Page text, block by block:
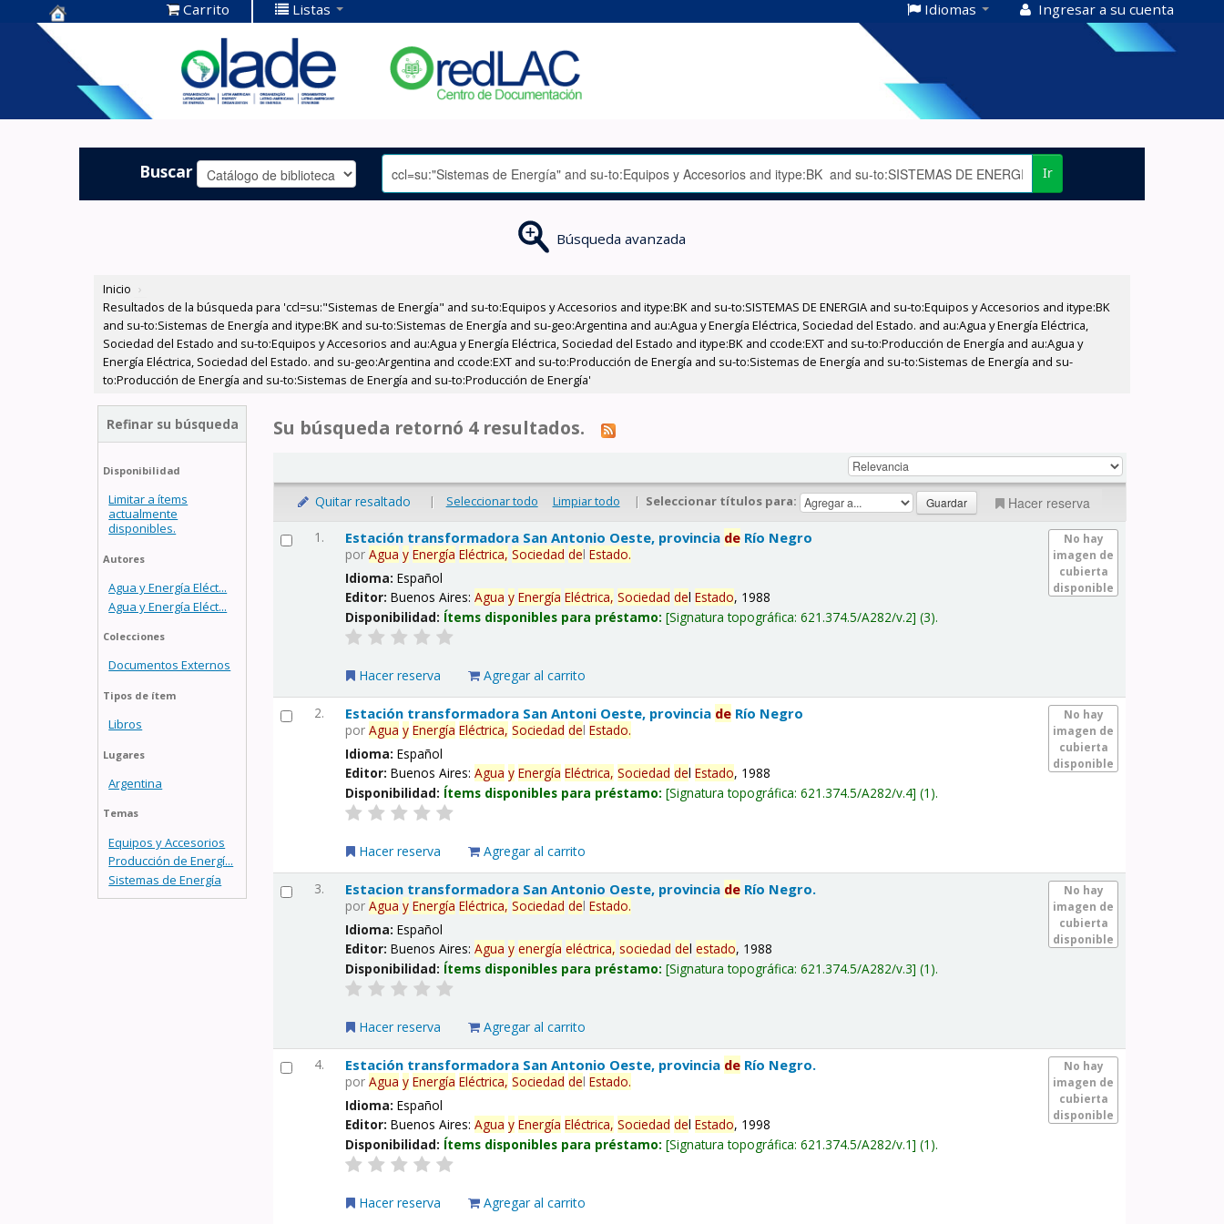
Centro de
Documentación
OLADE -
Carrito Listas Idiomas Ingresar a su cuenta
Buscar Ir
Búsqueda avanzada
Inicio ›
Resultados de la búsqueda para 'ccl=su:"Sistemas de Energía" and su-to:Equipos y Accesorios and itype:BK and su-to:SISTEMAS DE ENERGIA and su-to:Equipos y Accesorios and itype:BK
and su-to:Sistemas de Energía and itype:BK and su-to:Sistemas de Energía and su-geo:Argentina and au:Agua y Energía Eléctrica, Sociedad del Estado. and au:Agua y Energía Eléctrica,
Sociedad del Estado and su-to:Equipos y Accesorios and au:Agua y Energía Eléctrica, Sociedad del Estado and itype:BK and ccode:EXT and su-to:Producción de Energía and au:Agua y
Energía Eléctrica, Sociedad del Estado. and su-geo:Argentina and ccode:EXT and su-to:Producción de Energía and su-to:Sistemas de Energía and su-to:Sistemas de Energía and su-
to:Producción de Energía and su-to:Sistemas de Energía and su-to:Producción de Energía'
Refinar su búsqueda
Disponibilidad
Limitar a ítems
actualmente
disponibles.
Autores
Agua y Energía Eléct...
Agua y Energía Eléct...
Colecciones
Documentos Externos
Tipos de ítem
Libros
Lugares
Argentina
Temas
Equipos y Accesorios
Producción de Energí...
Sistemas de Energía
Su búsqueda retornó 4 resultados.
Quitar resaltado | Seleccionar todo Limpiar todo | Seleccionar títulos para: Hacer reserva
1.
No hay
imagen de
cubierta
disponible
Estación transformadora San Antonio Oeste, provincia de Río Negro
porAgua y Energía Eléctrica, Sociedad delEstado.
Idioma:Español
Editor:Buenos Aires:Agua y Energía Eléctrica, Sociedad delEstado, 1988
Disponibilidad: Ítems disponibles para préstamo: Signatura topográfica:621.374.5/A282/v.2 (3).
Hacer reserva Agregar al carrito
2.
No hay
imagen de
cubierta
disponible
Estación transformadora San Antoni Oeste, provincia de Río Negro
porAgua y Energía Eléctrica, Sociedad delEstado.
Idioma:Español
Editor:Buenos Aires:Agua y Energía Eléctrica, Sociedad delEstado, 1988
Disponibilidad: Ítems disponibles para préstamo: Signatura topográfica:621.374.5/A282/v.4 (1).
Hacer reserva Agregar al carrito
3.
No hay
imagen de
cubierta
disponible
Estacion transformadora San Antonio Oeste, provincia de Río Negro.
porAgua y Energía Eléctrica, Sociedad delEstado.
Idioma:Español
Editor:Buenos Aires:Agua y energía eléctrica, sociedad delestado, 1988
Disponibilidad: Ítems disponibles para préstamo: Signatura topográfica:621.374.5/A282/v.3 (1).
Hacer reserva Agregar al carrito
4.
No hay
imagen de
cubierta
disponible
Estación transformadora San Antonio Oeste, provincia de Río Negro.
porAgua y Energía Eléctrica, Sociedad delEstado.
Idioma:Español
Editor:Buenos Aires:Agua y Energía Eléctrica, Sociedad delEstado, 1998
Disponibilidad: Ítems disponibles para préstamo: Signatura topográfica:621.374.5/A282/v.1 (1).
Hacer reserva Agregar al carrito